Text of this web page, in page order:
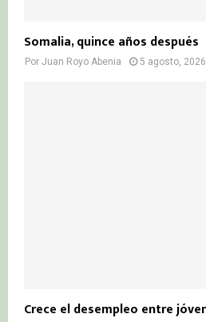
Somalia, quince años después
Por Juan Royo Abenia 5 agosto, 2026
Crece el desempleo entre